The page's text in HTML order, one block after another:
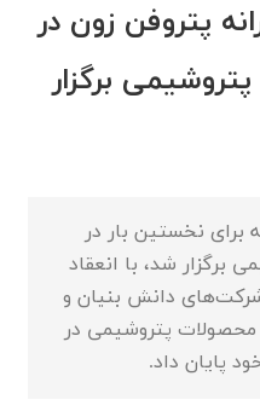
پتروفن زون در
برگزار
برای نخستین بار در
برگزار شد، با انعقاد
شرکت‌های دانش بنیان و
پتروشیمی در
پایان داد.